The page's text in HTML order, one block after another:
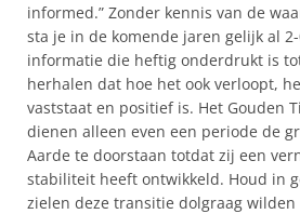
informed.” Zonder kennis van de
sta je in de komende jaren gelijk al
informatie die heftig onderdrukt is
herhalen dat hoe het ook verloopt,
vaststaat en positief is. Het Gouden
dienen alleen even een periode de
Aarde te doorstaan totdat zij een
stabiliteit heeft ontwikkeld. Houd in
zielen deze transitie dolgraag wilden